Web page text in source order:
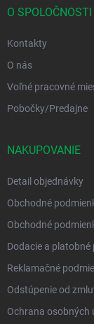
O SPOLOČNOSTI
Kontakty
O nás
Voľné pracovné
Pobočky/Predajne
NAKUPOVANIE
Detail objednávky
Obchodné
Obchodné
Dodacie a platobné
Reklamačné
Odstúpenie od
Ochrana osobných